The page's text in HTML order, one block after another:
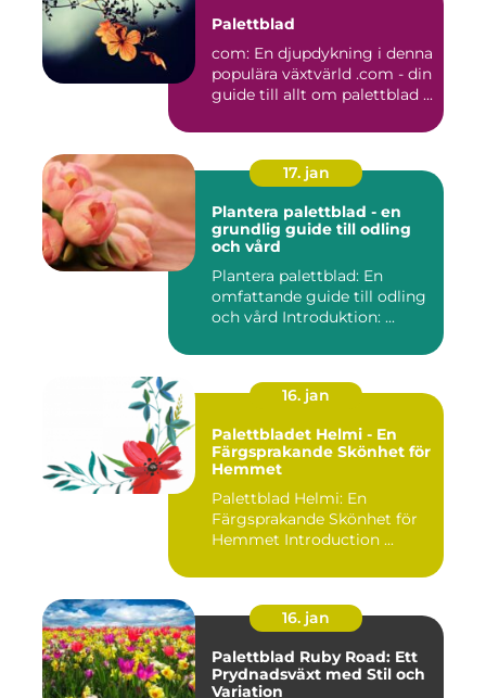
Palettblad
com: En djupdykning i denna
populära växtvärld .com - din
guide till allt om palettblad ...
17. jan
Plantera palettblad - en
grundlig guide till odling
och vård
Plantera palettblad: En
omfattande guide till odling
och vård Introduktion: ...
16. jan
Palettbladet Helmi - En
Färgsprakande Skönhet för
Hemmet
Palettblad Helmi: En
Färgsprakande Skönhet för
Hemmet Introduction ...
16. jan
Palettblad Ruby Road: Ett
Prydnadsväxt med Stil och
Variation